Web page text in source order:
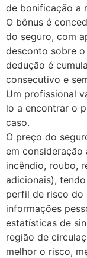
de bonificação a
O bônus é
do seguro, com
desconto sobre
dedução é
consecutivo e
Um profissional
lo a encontrar o
caso.
O preço do
em
incêndio, roubo,
adicionais),
perfil de risco do
informações
estatísticas de
região de
melhor o risco,